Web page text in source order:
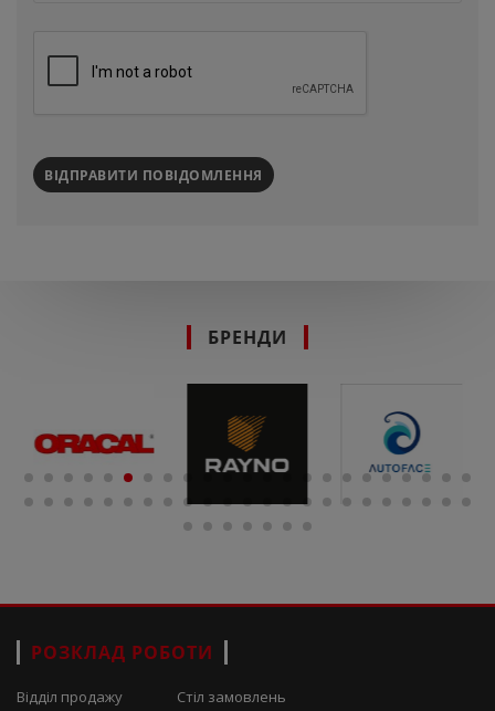
ВІДПРАВИТИ ПОВІДОМЛЕННЯ
БРЕНДИ
РОЗКЛАД РОБОТИ
Відділ продажу Стіл замовлень